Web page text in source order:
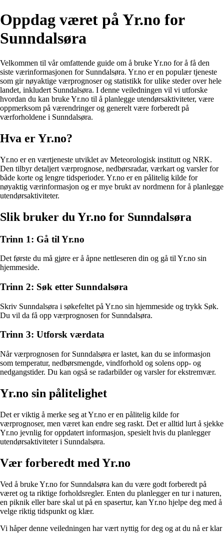
Oppdag været på Yr.no for
Sunndalsøra
Velkommen til vår omfattende guide om å bruke Yr.no for å få den
siste værinformasjonen for Sunndalsøra. Yr.no er en populær tjeneste
som gir nøyaktige værprognoser og statistikk for ulike steder over hele
landet, inkludert Sunndalsøra. I denne veiledningen vil vi utforske
hvordan du kan bruke Yr.no til å planlegge utendørsaktiviteter, være
oppmerksom på værendringer og generelt være forberedt på
værforholdene i Sunndalsøra.
Hva er Yr.no?
Yr.no er en værtjeneste utviklet av Meteorologisk institutt og NRK.
Den tilbyr detaljert værprognose, nedbørsradar, værkart og varsler for
både korte og lengre tidsperioder. Yr.no er en pålitelig kilde for
nøyaktig værinformasjon og er mye brukt av nordmenn for å planlegge
utendørsaktiviteter.
Slik bruker du Yr.no for Sunndalsøra
Trinn 1: Gå til Yr.no
Det første du må gjøre er å åpne nettleseren din og gå til Yr.no sin
hjemmeside.
Trinn 2: Søk etter Sunndalsøra
Skriv Sunndalsøra i søkefeltet på Yr.no sin hjemmeside og trykk Søk.
Du vil da få opp værprognosen for Sunndalsøra.
Trinn 3: Utforsk værdata
Når værprognosen for Sunndalsøra er lastet, kan du se informasjon
som temperatur, nedbørsmengde, vindforhold og solens opp- og
nedgangstider. Du kan også se radarbilder og varsler for ekstremvær.
Yr.no sin pålitelighet
Det er viktig å merke seg at Yr.no er en pålitelig kilde for
værprognoser, men været kan endre seg raskt. Det er alltid lurt å sjekke
Yr.no jevnlig for oppdatert informasjon, spesielt hvis du planlegger
utendørsaktiviteter i Sunndalsøra.
Vær forberedt med Yr.no
Ved å bruke Yr.no for Sunndalsøra kan du være godt forberedt på
været og ta riktige forholdsregler. Enten du planlegger en tur i naturen,
en piknik eller bare skal ut på en spasertur, kan Yr.no hjelpe deg med å
velge riktig tidspunkt og klær.
Vi håper denne veiledningen har vært nyttig for deg og at du nå er klar